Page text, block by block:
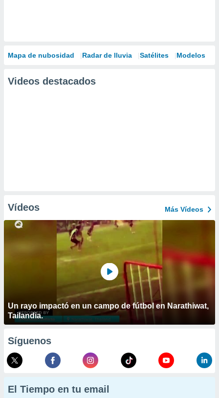
Mapa de nubosidad Radar de lluvia Satélites Modelos
Videos destacados
Vídeos Más Vídeos
Un rayo impactó en un campo de fútbol en Narathiwat,
Tailandia.
Síguenos
El Tiempo en tu email